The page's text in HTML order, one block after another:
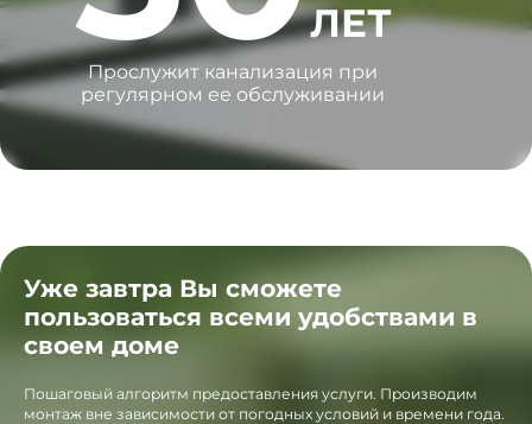
ЛЕТ
Прослужит канализация при
регулярном ее обслуживании
Уже завтра Вы сможете
пользоваться всеми удобствами в
своем доме
Пошаговый алгоритм предоставления услуги. Производим
монтаж вне зависимости от погодных условий и времени года.